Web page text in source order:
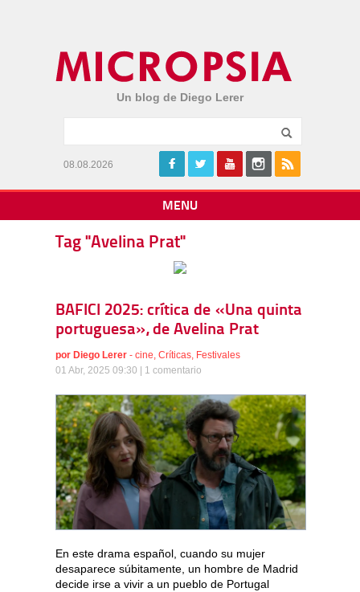
Un blog de Diego Lerer
08.08.2026
MENU
Tag "Avelina Prat"
BAFICI 2025: crítica de «Una quinta
portuguesa», de Avelina Prat
por Diego Lerer - cine, Críticas, Festivales
01 Abr, 2025 09:30 | 1 comentario
En este drama español, cuando su mujer
desaparece súbitamente, un hombre de Madrid
decide irse a vivir a un pueblo de Portugal